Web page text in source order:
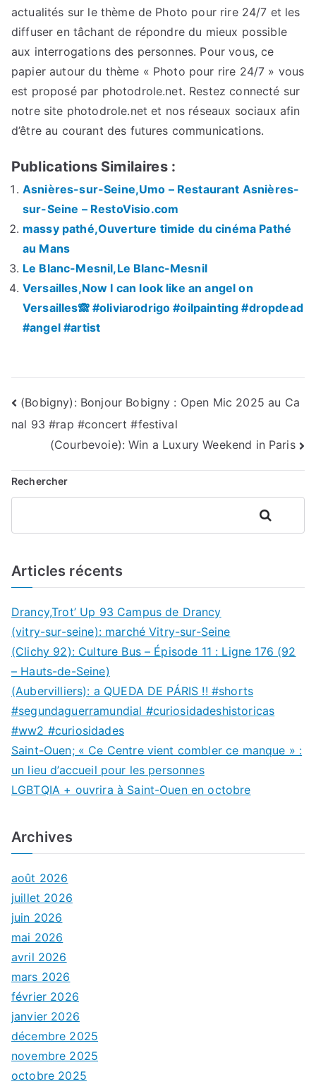
actualités sur le thème de Photo pour rire 24/7 et les
diffuser en tâchant de répondre du mieux possible
aux interrogations des personnes. Pour vous, ce
papier autour du thème « Photo pour rire 24/7 » vous
est proposé par photodrole.net. Restez connecté sur
notre site photodrole.net et nos réseaux sociaux afin
d’être au courant des futures communications.
Publications Similaires :
Asnières-sur-Seine,Umo – Restaurant Asnières-
sur-Seine – RestoVisio.com
massy pathé,Ouverture timide du cinéma Pathé
au Mans
Le Blanc-Mesnil,Le Blanc-Mesnil
Versailles,Now I can look like an angel on
Versailles🙈 #oliviarodrigo #oilpainting #dropdead
#angel #artist
Navigation
de
l’article
(Bobigny): Bonjour Bobigny : Open Mic 2025 au Ca
nal 93 #rap #concert #festival
(Courbevoie): Win a Luxury Weekend in Paris
Rechercher
Rechercher
Articles récents
Drancy,Trot’ Up 93 Campus de Drancy
(vitry-sur-seine): marché Vitry-sur-Seine
(Clichy 92): Culture Bus – Épisode 11 : Ligne 176 (92
– Hauts-de-Seine)
(Aubervilliers): a QUEDA DE PÁRIS !! #shorts
#segundaguerramundial #curiosidadeshistoricas
#ww2 #curiosidades
Saint-Ouen; « Ce Centre vient combler ce manque » :
un lieu d’accueil pour les personnes
LGBTQIA + ouvrira à Saint-Ouen en octobre
Archives
août 2026
juillet 2026
juin 2026
mai 2026
avril 2026
mars 2026
février 2026
janvier 2026
décembre 2025
novembre 2025
octobre 2025